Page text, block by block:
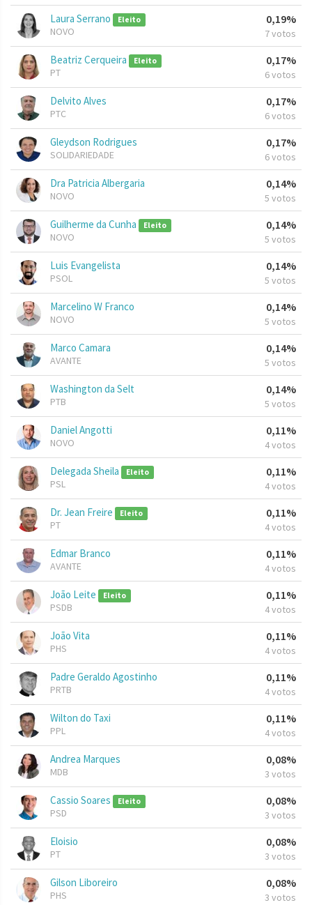
Laura Serrano Eleito
NOVO
0,19%
7 votos
Beatriz Cerqueira Eleito
PT
0,17%
6 votos
Delvito Alves
PTC
0,17%
6 votos
Gleydson Rodrigues
SOLIDARIEDADE
0,17%
6 votos
Dra Patricia Albergaria
NOVO
0,14%
5 votos
Guilherme da Cunha Eleito
NOVO
0,14%
5 votos
Luis Evangelista
PSOL
0,14%
5 votos
Marcelino W Franco
NOVO
0,14%
5 votos
Marco Camara
AVANTE
0,14%
5 votos
Washington da Selt
PTB
0,14%
5 votos
Daniel Angotti
NOVO
0,11%
4 votos
Delegada Sheila Eleito
PSL
0,11%
4 votos
Dr. Jean Freire Eleito
PT
0,11%
4 votos
Edmar Branco
AVANTE
0,11%
4 votos
João Leite Eleito
PSDB
0,11%
4 votos
João Vita
PHS
0,11%
4 votos
Padre Geraldo Agostinho
PRTB
0,11%
4 votos
Wilton do Taxi
PPL
0,11%
4 votos
Andrea Marques
MDB
0,08%
3 votos
Cassio Soares Eleito
PSD
0,08%
3 votos
Eloisio
PT
0,08%
3 votos
Gilson Liboreiro
PHS
0,08%
3 votos